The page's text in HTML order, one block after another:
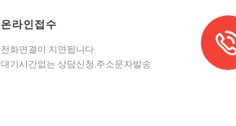
온라인접수
전화연결이 지연됩니다.
대기시간없는 상담신청,주소문자발송